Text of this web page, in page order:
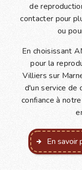
de
contacter pour
ou
En choisissant
pour la
Villiers sur
d'un service de
confiance à
En savoir